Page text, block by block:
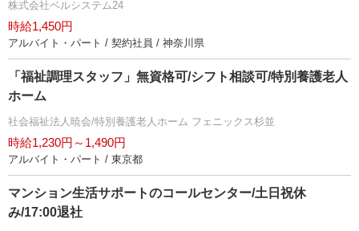
株式会社ベルシステム24
時給1,450円
アルバイト・パート / 契約社員 / 神奈川県
「福祉調理スタッフ」無資格可/シフト相談可/特別養護老人
ホーム
社会福祉法人暁会/特別養護老人ホーム フェニックス杉並
時給1,230円～1,490円
アルバイト・パート / 東京都
マンション生活サポートのコールセンター/土日祝休
み/17:00退社